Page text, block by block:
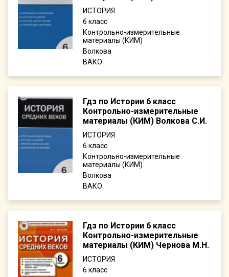
ИСТОРИЯ
6
Контрольно-измерительные
материалы (КИМ)
Волкова
ВАКО
Гдз по Истории 6 класс
Контрольно-измерительные
материалы (КИМ) Волкова С.И.
ИСТОРИЯ
6
Контрольно-измерительные
материалы (КИМ)
Волкова
ВАКО
Гдз по Истории 6 класс
Контрольно-измерительные
материалы (КИМ) Чернова М.Н.
ИСТОРИЯ
6